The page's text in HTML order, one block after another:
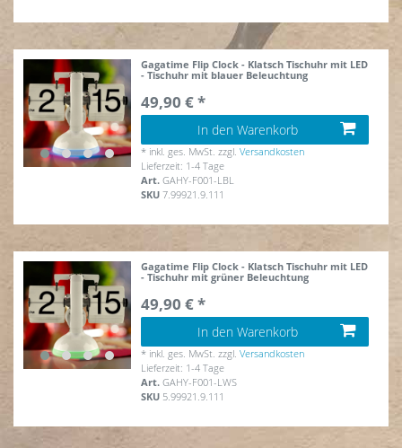
Gagatime Flip Clock - Klatsch Tischuhr mit LED
- Tischuhr mit blauer Beleuchtung
49,90 € *
In den Warenkorb
* inkl. ges. MwSt. zzgl.Versandkosten
Lieferzeit: 1-4 Tage
Art.GAHY-F001-LBL
SKU7.99921.9.111
Gagatime Flip Clock - Klatsch Tischuhr mit LED
- Tischuhr mit grüner Beleuchtung
49,90 € *
In den Warenkorb
* inkl. ges. MwSt. zzgl.Versandkosten
Lieferzeit: 1-4 Tage
Art.GAHY-F001-LWS
SKU 5.99921.9.111